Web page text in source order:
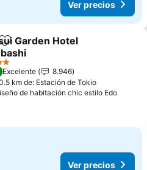
Ver precios
Agregar a favoritos
Garden Hotel
Excelente
8.946
km de: Estación de Tokio
de habitación chic estilo Edo
Ver precios